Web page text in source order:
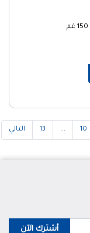
10
...
13 التالي
أشترك الآن